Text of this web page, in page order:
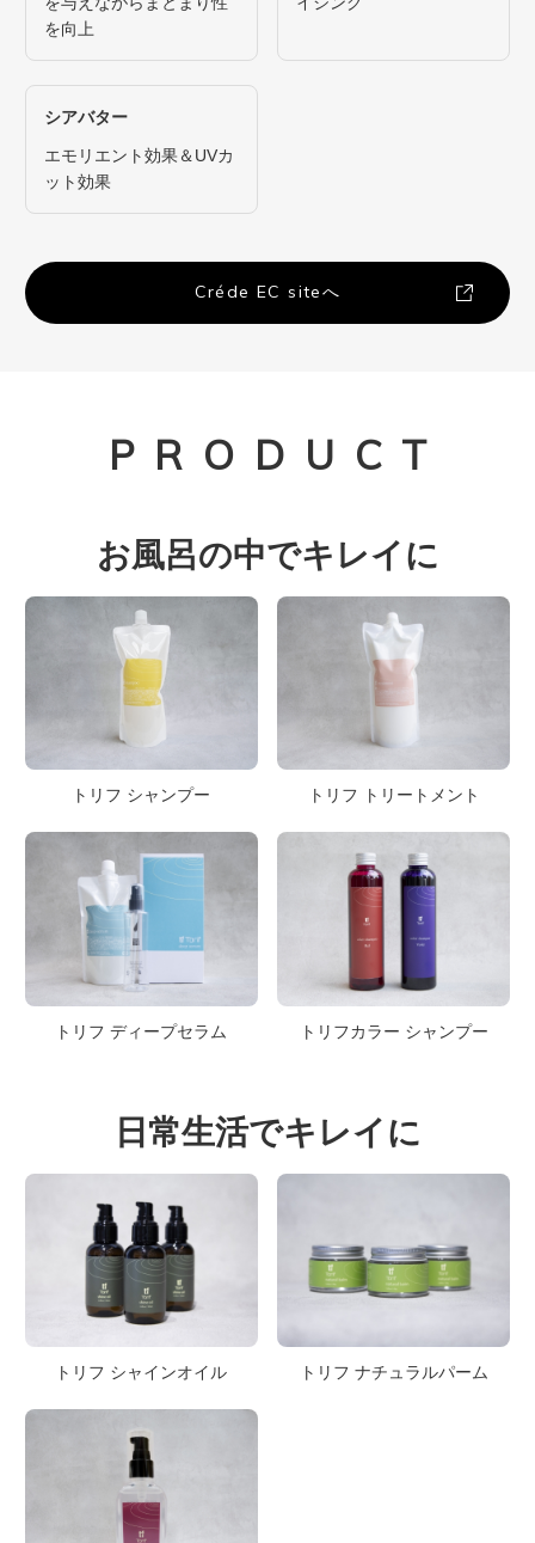
を向上
シアバター
エモリエント効果＆UVカ
ット効果
Créde EC siteへ
PRODUCT
お風呂の中でキレイに
トリフ シャンプー トリフ トリートメント
トリフ ディープセラム トリフカラー シャンプー
日常生活でキレイに
トリフ シャインオイル トリフ ナチュラルパーム